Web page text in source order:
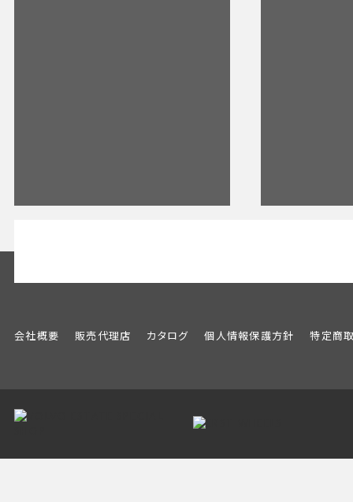
会社概要 販売代理店 カタログ 個人情報保護方針 特定商